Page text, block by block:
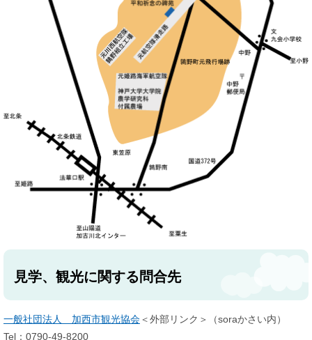
見学、観光に関する問合先
一般社団法人 加西市観光協会＜外部リンク＞
（soraかさい内）
Tel：0790-49-8200​